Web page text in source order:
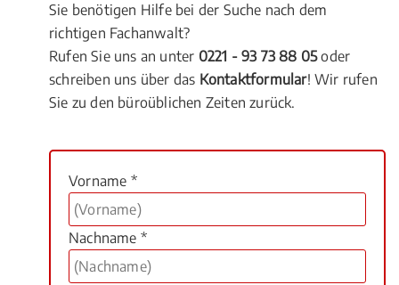
Sie benötigen Hilfe bei der Suche nach dem
richtigen Fachanwalt?
Rufen Sie uns an unter 0221 - 93 73 88 05oder
schreiben uns über das Kontaktformular! Wir rufen
Sie zu den büroüblichen Zeiten zurück.
Vorname *
Nachname *